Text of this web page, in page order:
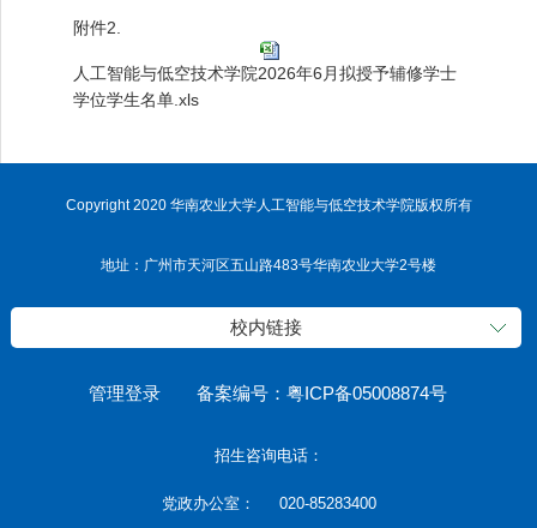
附件2.
人工智能与低空技术学院2026年6月拟授予辅修学士
学位学生名单.xls
Copyright 2020 华南农业大学人工智能与低空技术学院版权所有
地址：广州市天河区五山路483号华南农业大学2号楼
校内链接
管理登录 备案编号：粤ICP备05008874号
招生咨询电话：
党政办公室： 020-85283400